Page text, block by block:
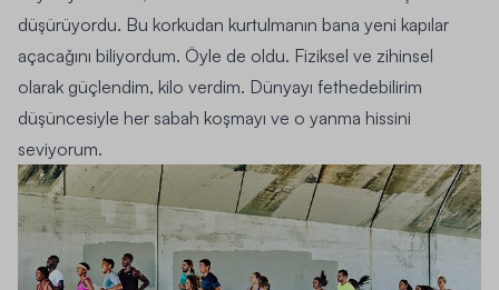
düşürüyordu. Bu korkudan kurtulmanın bana yeni kapılar
açacağını biliyordum. Öyle de oldu. Fiziksel ve zihinsel
olarak güçlendim, kilo verdim. Dünyayı fethedebilirim
düşüncesiyle her sabah koşmayı ve o yanma hissini
seviyorum.